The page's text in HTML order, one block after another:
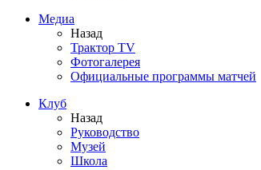
Медиа
Назад
Трактор TV
Фотогалерея
Официальные программы матчей
Клуб
Назад
Руководство
Музей
Школа